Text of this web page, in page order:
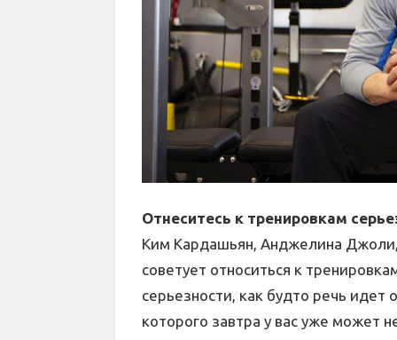
Отнеситесь к тренировкам
Ким Кардашьян, Анджелина
советует относиться к
серьезности, как будто речь идет
которого завтра у вас уже может